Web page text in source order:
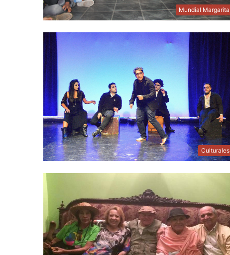
Mundial Margarita
Culturales